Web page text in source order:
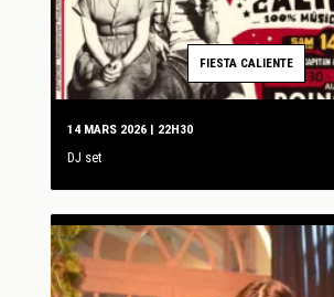
FIESTA CALIENTE
14 MARS 2026 | 22H30
DJ set